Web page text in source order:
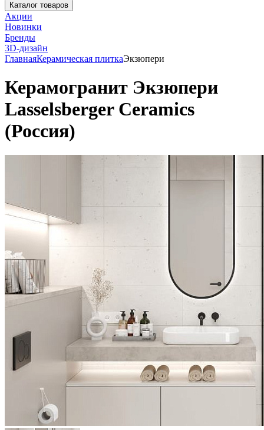
Каталог товаров
Акции
Новинки
Бренды
3D-дизайн
ГлавнаяКерамическая плиткаЭкзюпери
Керамогранит Экзюпери
Lasselsberger Ceramics
(Россия)